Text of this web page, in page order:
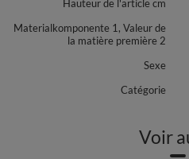
Hauteur de l'article cm
Materialkomponente 1, Valeur de
la matière première 2
Sexe
Catégorie
Voir